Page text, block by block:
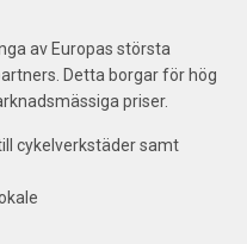
av Europas största
Detta borgar för hög
priser.
cykelverkstäder samt